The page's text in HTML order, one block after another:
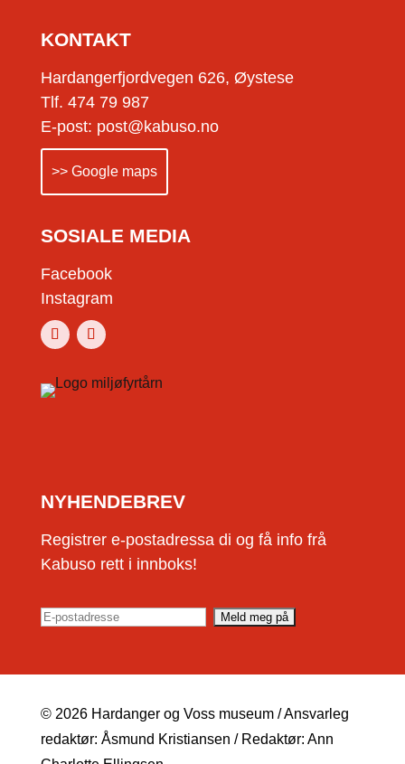
KONTAKT
Hardangerfjordvegen 626, Øystese
Tlf. 474 79 987
E-post: post@kabuso.no
>> Google maps
SOSIALE MEDIA
Facebook
Instagram
NYHENDEBREV
Registrer e-postadressa di og få info frå
Kabuso rett i innboks!
© 2026 Hardanger og Voss museum / Ansvarleg
redaktør: Åsmund Kristiansen / Redaktør: Ann